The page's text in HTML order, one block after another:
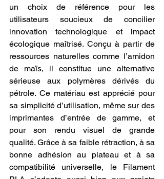
un choix de référence pour les
utilisateurs soucieux de concilier
innovation technologique et impact
écologique maîtrisé. Conçu à partir de
ressources naturelles comme l’amidon
de maïs, il constitue une alternative
sérieuse aux polymères dérivés du
pétrole. Ce matériau est apprécié pour
sa simplicité d’utilisation, même sur des
imprimantes d’entrée de gamme, et
pour son rendu visuel de grande
qualité. Grâce à sa faible rétraction, à sa
bonne adhésion au plateau et à sa
compatibilité universelle, le Filament